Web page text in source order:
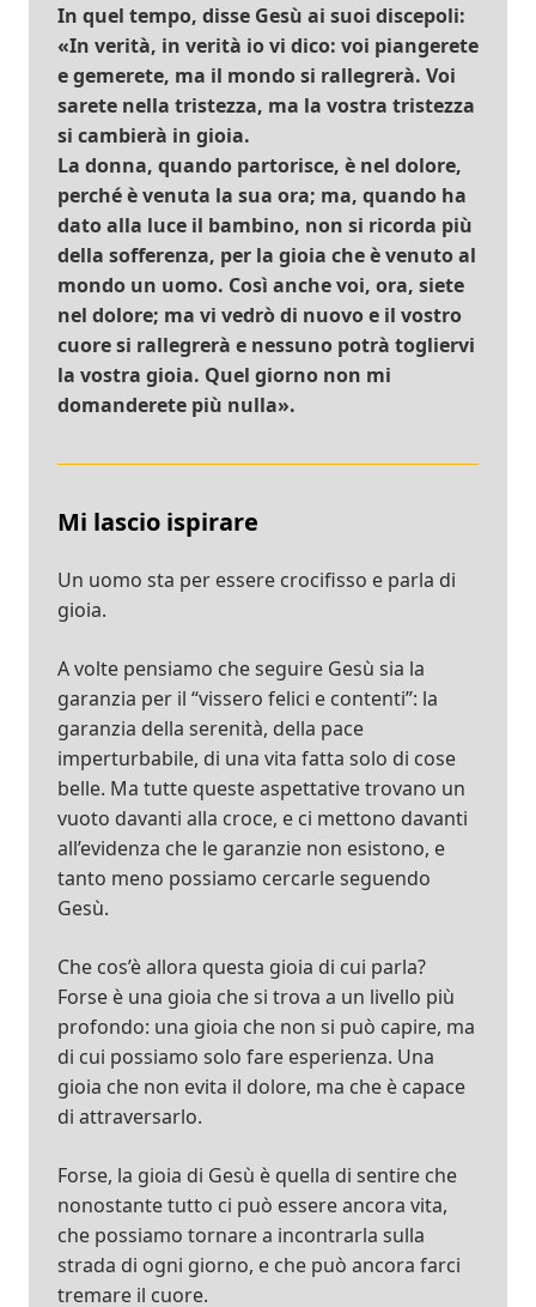
In quel tempo, disse Gesù ai suoi discepoli:
«In verità, in verità io vi dico: voi piangerete
e gemerete, ma il mondo si rallegrerà. Voi
sarete nella tristezza, ma la vostra tristezza
si cambierà in gioia.
La donna, quando partorisce, è nel dolore,
perché è venuta la sua ora; ma, quando ha
dato alla luce il bambino, non si ricorda più
della sofferenza, per la gioia che è venuto al
mondo un uomo. Così anche voi, ora, siete
nel dolore; ma vi vedrò di nuovo e il vostro
cuore si rallegrerà e nessuno potrà togliervi
la vostra gioia. Quel giorno non mi
domanderete più nulla».
Mi lascio ispirare
Un uomo sta per essere crocifisso e parla di
gioia.
A volte pensiamo che seguire Gesù sia la
garanzia per il “vissero felici e contenti”: la
garanzia della serenità, della pace
imperturbabile, di una vita fatta solo di cose
belle. Ma tutte queste aspettative trovano un
vuoto davanti alla croce, e ci mettono davanti
all’evidenza che le garanzie non esistono, e
tanto meno possiamo cercarle seguendo
Gesù.
Che cos’è allora questa gioia di cui parla?
Forse è una gioia che si trova a un livello più
profondo: una gioia che non si può capire, ma
di cui possiamo solo fare esperienza. Una
gioia che non evita il dolore, ma che è capace
di attraversarlo.
Forse, la gioia di Gesù è quella di sentire che
nonostante tutto ci può essere ancora vita,
che possiamo tornare a incontrarla sulla
strada di ogni giorno, e che può ancora farci
tremare il cuore.